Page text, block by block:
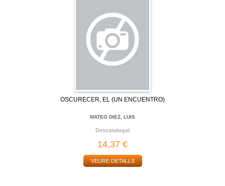
OSCURECER, EL (UN ENCUENTRO)
MATEO DIEZ, LUIS
Descatalogat
14,37 €
VEURE DETALLS